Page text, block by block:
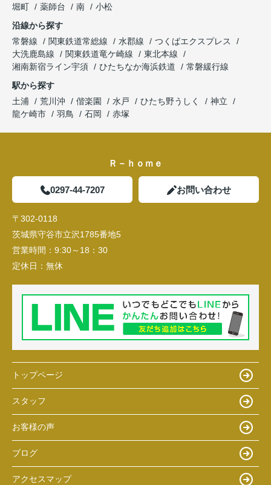
堀町
薬師台 南
小松
沿線から探す
常磐線
関東鉄道常総線 水郡線
つくばエクスプレス
大洗鹿島線
関東鉄道竜ケ崎線
東北本線
湘南新宿ライン宇須
ひたちなか海浜鉄道
常磐緩行線
駅から探す
土浦
荒川沖 偕楽園 水戸 ひたち野うしく
神立
龍ケ崎市
羽鳥 石岡 赤塚
Ｒ－ｈｏｍｅ
0297-44-7207 お問い合わせ
〒302-0118
茨城県守谷市立沢1785番地5
営業時間： 9:30～18：30
定休日： 無休
トップページ
スタッフ
お客様の声
ブログ
アクセスマップ